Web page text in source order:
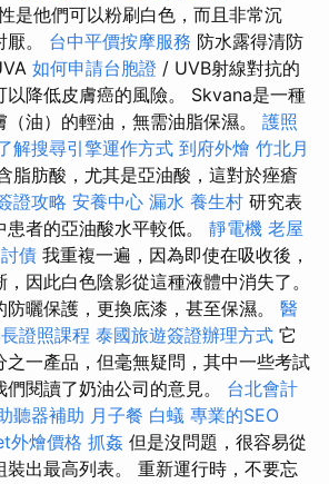
是他們可以粉刷白色，而且非常沉
。 台中平價按摩服務 防水露得清防
如何申請台胞證 / UVB射線對抗的
以降低皮膚癌的風險。 Skvana是一種
油）的輕油，無需油脂保濕。 護照
解搜尋引擎運作方式 到府外燴 竹北月
脂肪酸，尤其是亞油酸，這對於痤瘡
證攻略 安養中心 漏水 養生村 研究表
者的亞油酸水平較低。 靜電機 老屋
討債 我重複一遍，因為即使在吸收後，
因此白色陰影從這種液體中消失了。
曬保護，更換底漆，甚至保濕。 醫
證照課程 泰國旅遊簽證辦理方式 它
之一產品，但毫無疑問，其中一些考試
閱讀了奶油公司的意見。 台北會計
聽器補助 月子餐 白蟻 專業的SEO
外燴價格 抓姦 但是沒問題，很容易從
裝出最高列表。 重新運行時，不要忘